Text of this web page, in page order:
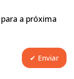
a próxima